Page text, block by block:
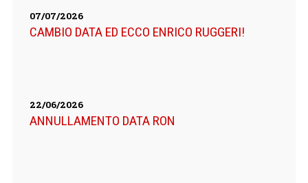
07/07/2026
CAMBIO DATA ED ECCO ENRICO RUGGERI!
22/06/2026
ANNULLAMENTO DATA RON